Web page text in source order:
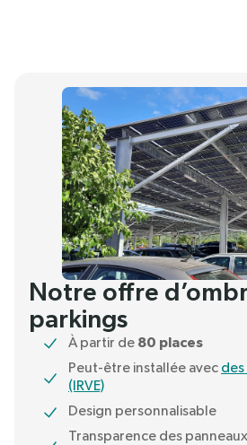
Notre offre
parkings
À partir de 80 places
Peut-être installée avec
(IRVE)
Design personnalisable
Transparence des